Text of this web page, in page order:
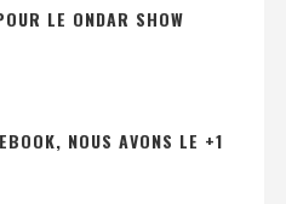
LE ONDAR SHOW
NOUS AVONS LE +1